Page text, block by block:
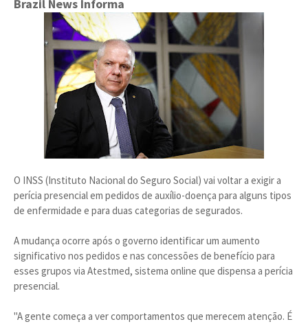
Brazil News Informa
O INSS (Instituto Nacional do Seguro Social) vai voltar a exigir a
perícia presencial em pedidos de auxílio-doença para alguns tipos
de enfermidade e para duas categorias de segurados.
A mudança ocorre após o governo identificar um aumento
significativo nos pedidos e nas concessões de benefício para
esses grupos via Atestmed, sistema online que dispensa a perícia
presencial.
"A gente começa a ver comportamentos que merecem atenção. É